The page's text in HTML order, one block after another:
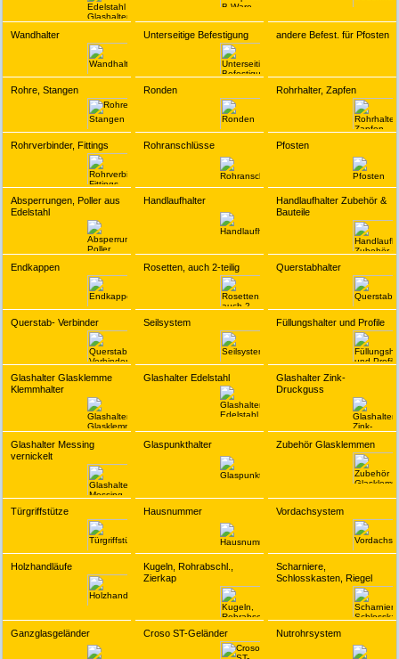
Wandhalter Unterseitige Befestigung andere Befest. für Pfosten
Rohre, Stangen Ronden Rohrhalter, Zapfen
Rohrverbinder, Fittings Rohranschlüsse Pfosten
Absperrungen, Poller aus
Edelstahl
Handlaufhalter
Handlaufhalter Zubehör &
Bauteile
Endkappen Rosetten, auch 2-teilig Querstabhalter
Querstab- Verbinder Seilsystem Füllungshalter und Profile
Glashalter Glasklemme
Klemmhalter
Glashalter Edelstahl
Glashalter Zink-
Druckguss
Glashalter Messing
vernickelt
Glaspunkthalter Zubehör Glasklemmen
Türgriffstütze Hausnummer Vordachsystem
Holzhandläufe
Kugeln, Rohrabschl.,
Zierkap
Scharniere,
Schlosskasten, Riegel
Ganzglasgeländer Croso ST-Geländer Nutrohrsystem